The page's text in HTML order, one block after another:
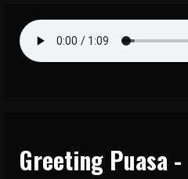
Greeting Puasa